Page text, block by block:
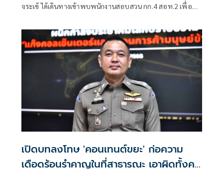
จระเข้ ได้เดินทางเข้าพบพนักงานสอบสวน กก.4 สอท.2 เพื่อ
ทำคลิปนำวัตถุผงสีขาวใส่ถุง "กาวยาแนว"
เปิดบทลงโทษ 'คอนเทนต์ขยะ' ก่อความ
เดือดร้อนรำคาญในที่สาธารณะ เอาผิดทั้งคน